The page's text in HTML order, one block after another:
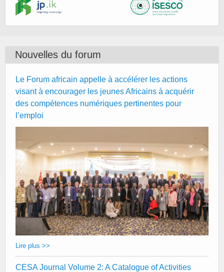
Nouvelles du forum
Le Forum africain appelle à accélérer les actions
visant à encourager les jeunes Africains à acquérir
des compétences numériques pertinentes pour
l’emploi
Lire plus >>
CESA Journal Volume 2: A Catalogue of Activities